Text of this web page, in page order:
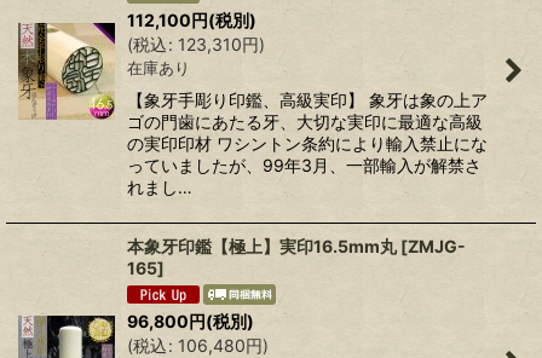
112,100円(税別)
(税込: 123,310円)
在庫あり
【象牙手彫り印鑑、高級実印】 象牙は象の上ア
ゴの門歯にあたる牙、大切な実印に最適な高級
の実印印材 ワシントン条約により輸入禁止にな
っていましたが、99年3月、一部輸入が解禁さ
れまし…
本象牙印鑑【極上】実印16.5mm丸 [ZMJG-
165]
96,800円(税別)
(税込: 106,480円)